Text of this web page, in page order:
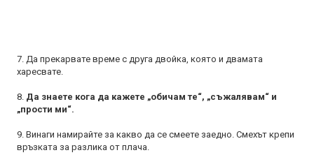
7. Да прекарвате време с друга двойка, която и двамата
харесвате.
8. Да знаете кога да кажете „обичам те“, „съжалявам“ и
„прости ми“.
9. Винаги намирайте за какво да се смеете заедно. Смехът крепи
връзката за разлика от плача.